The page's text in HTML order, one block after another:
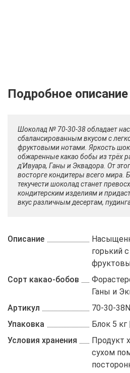
Описание Отзывы
Шоколад № 70-30-38 обладает
сбалансированным вкусом с
фруктовыми нотами. Яркость
обжаренные какао бобы из трёх
д'Ивуара, Ганы и Эквадора. От
восторге кондитеры всего мира.
текучести шоколад станет
кондитерским изделиям и
вкус различным десертам,
Описание
горький
Сорт какао-бобов
Ганы и
Артикул
70-30-
Упаковка
Блок 5
Условия хранения
Продукт
сухом